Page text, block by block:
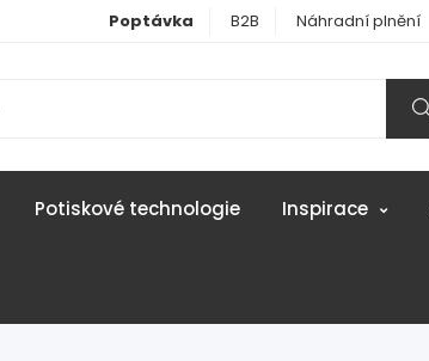
Poptávka B2B Náhradní plnění
Potiskové technologie Inspirace